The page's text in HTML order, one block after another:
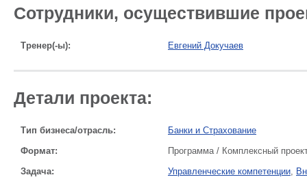
Сотрудники, осуществившие
Тренер(-ы): Евгений Докучаев
Детали проекта:
Тип бизнеса/отрасль:
Банки и Страхование
Формат:
Программа / Комплексный
Задача:
Управленческие компетенции,